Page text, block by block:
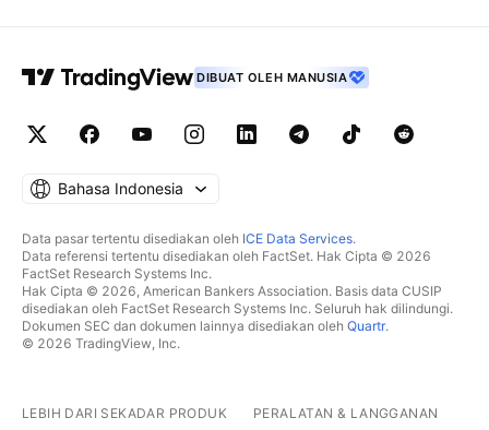
DIBUAT OLEH MANUSIA
Bahasa Indonesia
Data pasar tertentu disediakan oleh ICE Data Services.
Data referensi tertentu disediakan oleh FactSet. Hak Cipta © 2026
FactSet Research Systems Inc.
Hak Cipta © 2026, American Bankers Association. Basis data CUSIP
disediakan oleh FactSet Research Systems Inc. Seluruh hak dilindungi.
Dokumen SEC dan dokumen lainnya disediakan oleh Quartr.
© 2026 TradingView, Inc.
LEBIH DARI SEKADAR PRODUK PERALATAN & LANGGANAN